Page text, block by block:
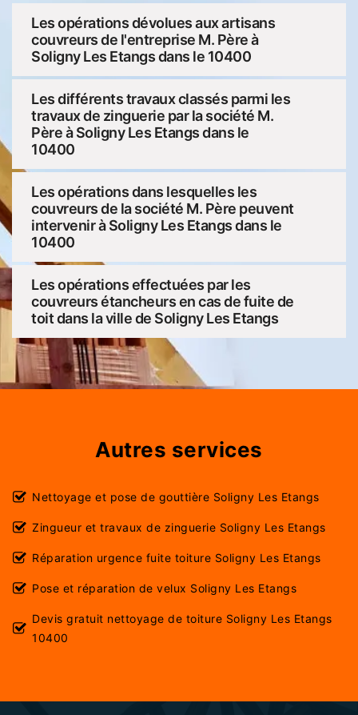
Les opérations dévolues aux artisans
couvreurs de l'entreprise M. Père à
Soligny Les Etangs dans le 10400
Les différents travaux classés parmi les
travaux de zinguerie par la société M.
Père à Soligny Les Etangs dans le
10400
Les opérations dans lesquelles les
couvreurs de la société M. Père peuvent
intervenir à Soligny Les Etangs dans le
10400
Les opérations effectuées par les
couvreurs étancheurs en cas de fuite de
toit dans la ville de Soligny Les Etangs
Autres services
Nettoyage et pose de gouttière Soligny Les Etangs
Zingueur et travaux de zinguerie Soligny Les Etangs
Réparation urgence fuite toiture Soligny Les Etangs
Pose et réparation de velux Soligny Les Etangs
Devis gratuit nettoyage de toiture Soligny Les Etangs
10400